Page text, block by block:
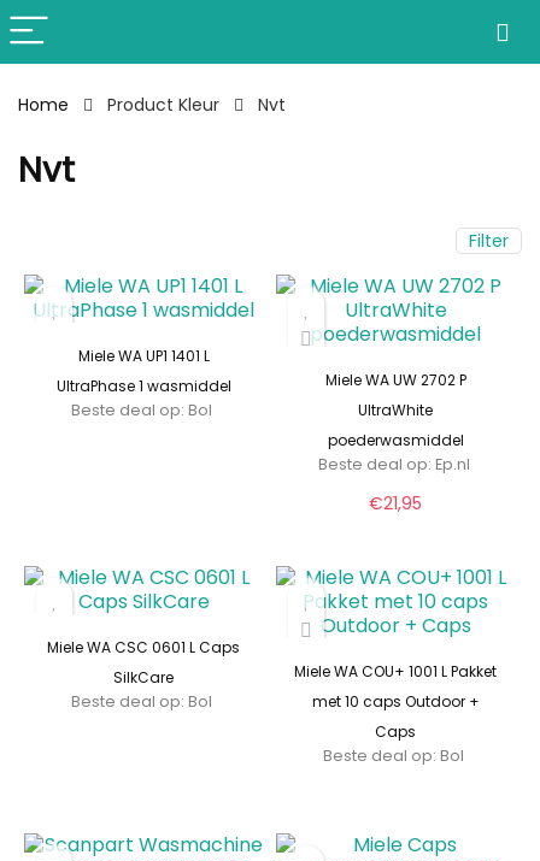
Home Product Kleur Nvt
Nvt
Filter
Miele WA UP1 1401 L
UltraPhase 1 wasmiddel
Beste deal op:
Bol
Miele WA UW 2702 P
UltraWhite
poederwasmiddel
Beste deal op: ep.nl
€21,95
Miele WA CSC 0601 L Caps
SilkCare
Beste deal op:
Bol
Miele WA COU+ 1001 L Pakket
met 10 caps Outdoor +
Caps
Beste deal op:
Bol